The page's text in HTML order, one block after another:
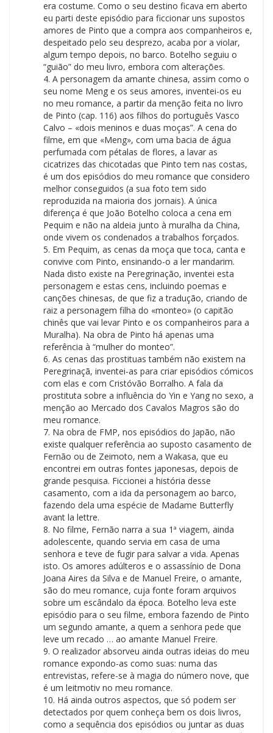
era costume. Como o seu destino ficava em aberto
eu parti deste episódio para ficcionar uns supostos
amores de Pinto que a compra aos companheiros e,
despeitado pelo seu desprezo, acaba por a violar,
algum tempo depois, no barco. Botelho seguiu o
“guião” do meu livro, embora com alterações.
4. A personagem da amante chinesa, assim como o
seu nome Meng e os seus amores, inventei-os eu
no meu romance, a partir da menção feita no livro
de Pinto (cap. 116) aos filhos do português Vasco
Calvo – «dois meninos e duas moças”. A cena do
filme, em que «Meng», com uma bacia de água
perfumada com pétalas de flores, a lavar as
cicatrizes das chicotadas que Pinto tem nas costas,
é um dos episódios do meu romance que considero
melhor conseguidos (a sua foto tem sido
reproduzida na maioria dos jornais). A única
diferença é que João Botelho coloca a cena em
Pequim e não na aldeia junto à muralha da China,
onde vivem os condenados a trabalhos forçados.
5. Em Pequim, as cenas da moça que toca, canta e
convive com Pinto, ensinando-o a ler mandarim.
Nada disto existe na Peregrinação, inventei esta
personagem e estas cens, incluindo poemas e
canções chinesas, de que fiz a tradução, criando de
raiz a personagem filha do «monteo» (o capitão
chinês que vai levar Pinto e os companheiros para a
Muralha). Na obra de Pinto há apenas uma
referência à “mulher do monteo”.
6. As cenas das prostituas também não existem na
Peregrinaçã, inventei-as para criar episódios cómicos
com elas e com Cristóvão Borralho. A fala da
prostituta sobre a influência do Yin e Yang no sexo, a
menção ao Mercado dos Cavalos Magros são do
meu romance.
7. Na obra de FMP, nos episódios do Japão, não
existe qualquer referência ao suposto casamento de
Fernão ou de Zeimoto, nem a Wakasa, que eu
encontrei em outras fontes japonesas, depois de
grande pesquisa. Ficcionei a história desse
casamento, com a ida da personagem ao barco,
fazendo dela uma espécie de Madame Butterfly
avant la lettre.
8. No filme, Fernão narra a sua 1ª viagem, ainda
adolescente, quando servia em casa de uma
senhora e teve de fugir para salvar a vida. Apenas
isto. Os amores adúlteros e o assassínio de Dona
Joana Aires da Silva e de Manuel Freire, o amante,
são do meu romance, cuja fonte foram arquivos
sobre um escândalo da época. Botelho leva este
episódio para o seu filme, embora fazendo de Pinto
um segundo amante, a quem a senhora pede que
leve um recado … ao amante Manuel Freire.
9. O realizador absorveu ainda outras ideias do meu
romance expondo-as como suas: numa das
entrevistas, refere-se à magia do número nove, que
é um leitmotiv no meu romance.
10. Há ainda outros aspectos, que só podem ser
detectados por quem conheça bem os dois livros,
como a sequência dos episódios ou juntar as duas